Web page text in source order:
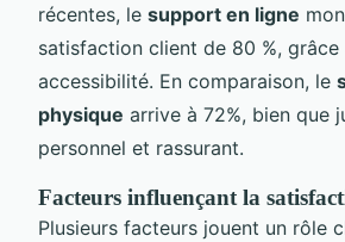
récentes, le support en ligne
satisfaction client de 80 %,
accessibilité. En comparaison, le
physique arrive à 72%, bien que
personnel et rassurant.
Facteurs influençant la
Plusieurs facteurs jouent un rôle